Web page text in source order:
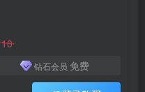
10
钻石会员 免费